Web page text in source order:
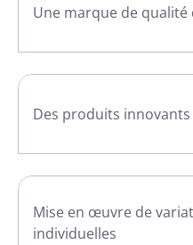
Une marque de qualité
Des produits
Mise en œuvre de
individuelles